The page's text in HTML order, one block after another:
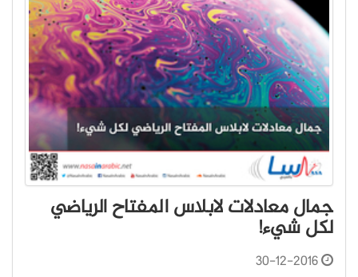
جمال معادلات لابلاس المفتاح الرياضي
لكل شيء!
30-12-2016